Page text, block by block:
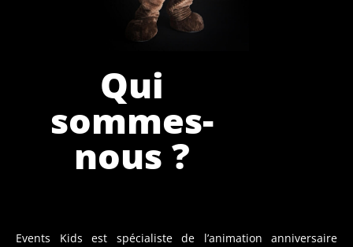
Qui
sommes-
nous ?
Events Kids est spécialiste de l’animation anniversaire